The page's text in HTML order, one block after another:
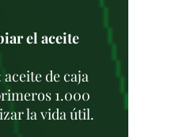
el aceite
de caja
1.000
la vida útil.